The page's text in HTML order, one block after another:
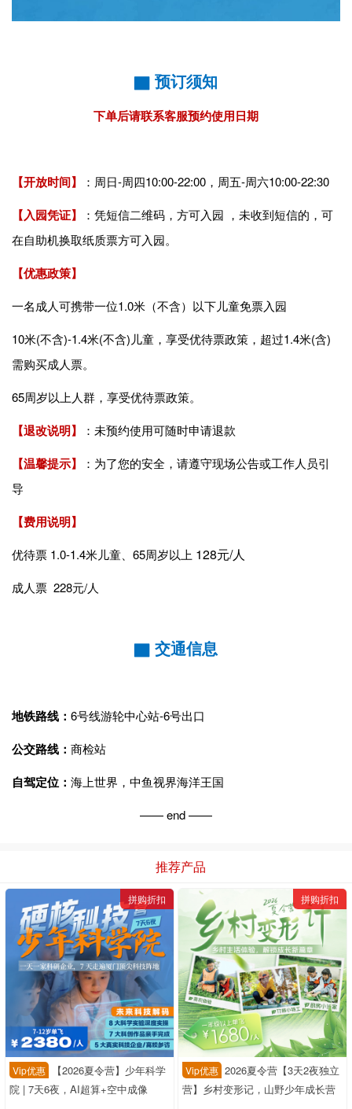
▇ 预订须知
下单后请联系客服预约使用日期
【开放时间】 ：周日-周四10:00-22:00，周五-周六10:00-22:30
【入园凭证】
：凭短信二维码，方可入园 ，未收到短信的，可
在自助机换取纸质票方可入园。
【优惠政策】
一名成人可携带一位1.0米（不含）以下儿童免票入园
10米(不含)-1.4米(不含)儿童， 享受优待票政策 ，超过1.4米(含)
需购买成人票。
65周岁以上人群，享受优待票政策。
【退改说明】 ：未预约使用可随时申请退款
【温馨提示】
：为了您的安全，请遵守现场公告或工作人员引
导
【费用说明】
优待票 1.0-1.4米儿童、 65周岁以上 128元/人
成人票 228元/人
▇ 交通信息
地铁路线： 6号线游轮中心站-6号出口
公交路线： 商检站
自驾定位： 海上世界，中鱼视界海洋王国
—— end ——
推荐产品
Vip优惠
【2026夏令营】少年科学
院 | 7天6夜，AI超算+空中成像
拼购折扣
Vip优惠 2026夏令营【3天2夜独立
营】乡村变形记，山野少年成长营
拼购折扣